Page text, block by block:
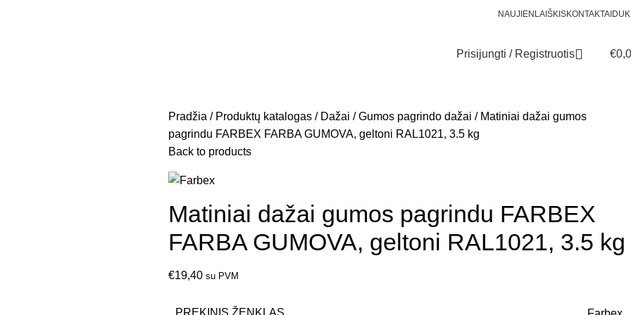
NAUJIENLAIŠKISKONTAKTAI DUK
Prisijungti / Registruotis €
Pradžia Produktų katalogas Dažai Gumos pagrindo dažai
Matiniai dažai gumos
pagrindu FARBEX FARBA GUMOVA, geltoni RAL1021, 3.5 kg
Back to products
Matiniai dažai gumos pagrindu FARBEX
FARBA GUMOVA, geltoni RAL1021, 3.5 kg
€19,40 su PVM